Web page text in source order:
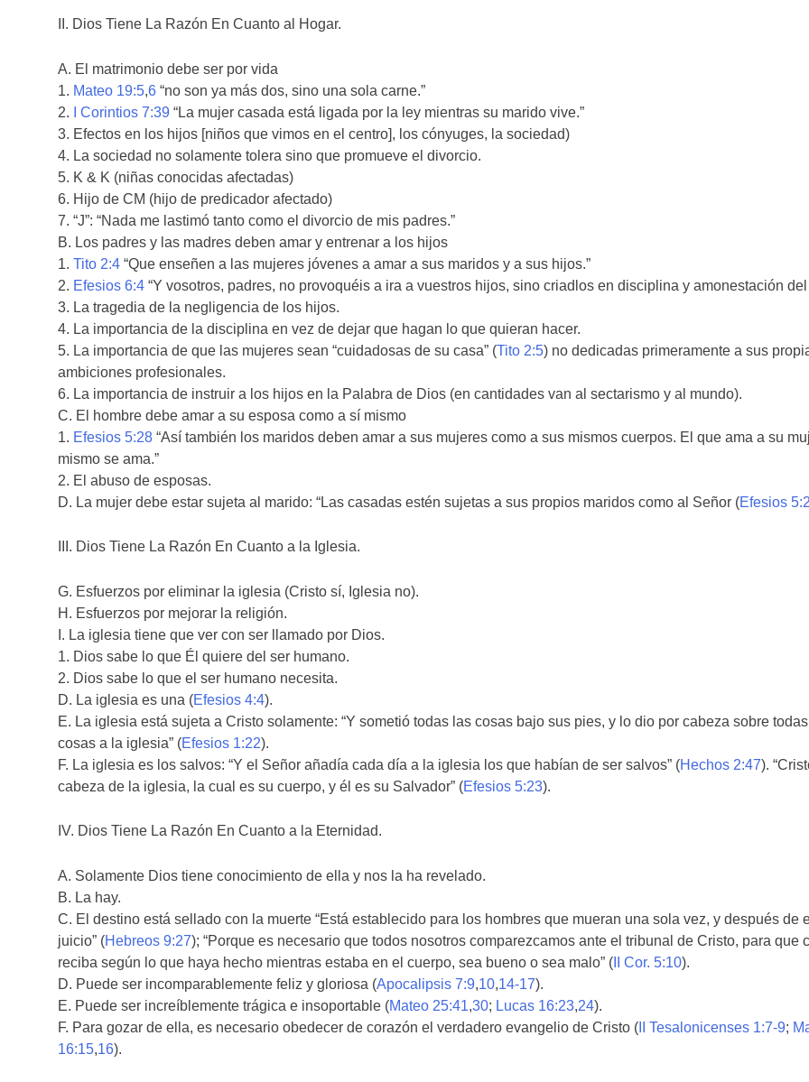
II. Dios Tiene La Razón En Cuanto al Hogar.
A. El matrimonio debe ser por vida
1. Mateo 19:5,6 “no son ya más dos, sino una sola carne.”
2.
I Corintios 7:39 “La mujer casada está ligada por la ley mientras su marido vive.”
3. Efectos en los hijos [niños que vimos en el centro], los cónyuges, la sociedad)
4. La sociedad no solamente tolera sino que promueve el divorcio.
5. K & K (niñas conocidas afectadas)
6. Hijo de CM (hijo de predicador afectado)
7. “J”: “Nada me lastimó tanto como el divorcio de mis padres.”
B. Los padres y las madres deben amar y entrenar a los hijos
1. Tito 2:4 “Que enseñen a las mujeres jóvenes a amar a sus maridos y a sus hijos.”
2. Efesios 6:4 “Y vosotros, padres, no provoquéis a ira a vuestros hijos, sino criadlos en disciplina y amonestación del
3. La tragedia de la negligencia de los hijos.
4. La importancia de la disciplina en vez de dejar que hagan lo que quieran hacer.
5. La importancia de que las mujeres sean “cuidadosas de su casa” (Tito 2:5) no dedicadas primeramente a sus
ambiciones profesionales.
6. La importancia de instruir a los hijos en la Palabra de Dios (en cantidades van al sectarismo y al mundo).
C. El hombre debe amar a su esposa como a sí mismo
1. Efesios 5:28 “Así también los maridos deben amar a sus mujeres como a sus mismos cuerpos. El que ama a su
mismo se ama.”
2. El abuso de esposas.
D. La mujer debe estar sujeta al marido: “Las casadas estén sujetas a sus propios maridos como al Señor (Efesios
III. Dios Tiene La Razón En Cuanto a la Iglesia.
G. Esfuerzos por eliminar la iglesia (Cristo sí, Iglesia no).
H. Esfuerzos por mejorar la religión.
I. La iglesia tiene que ver con ser llamado por Dios.
1. Dios sabe lo que Él quiere del ser humano.
2. Dios sabe lo que el ser humano necesita.
D. La iglesia es una (Efesios 4:4).
E. La iglesia está sujeta a Cristo solamente: “Y sometió todas las cosas bajo sus pies, y lo dio por cabeza sobre
cosas a la iglesia” (Efesios 1:22).
F. La iglesia es los salvos: “Y el Señor añadía cada día a la iglesia los que habían de ser salvos” (Hechos 2:47).
cabeza de la iglesia, la cual es su cuerpo, y él es su Salvador” (Efesios 5:23).
IV. Dios Tiene La Razón En Cuanto a la Eternidad.
A. Solamente Dios tiene conocimiento de ella y nos la ha revelado.
B. La hay.
C. El destino está sellado con la muerte “Está establecido para los hombres que mueran una sola vez, y después de
juicio” (Hebreos 9:27); “Porque es necesario que todos nosotros comparezcamos ante el tribunal de Cristo, para que
reciba según lo que haya hecho mientras estaba en el cuerpo, sea bueno o sea malo” ( II Cor. 5:10).
D. Puede ser incomparablemente feliz y gloriosa (Apocalipsis 7:9,10,14-17).
E. Puede ser increíblemente trágica e insoportable (Mateo 25:41,30; Lucas 16:23,24).
F. Para gozar de ella, es necesario obedecer de corazón el verdadero evangelio de Cristo ( II Tesalonicenses 1:7-9;
16:15,16).